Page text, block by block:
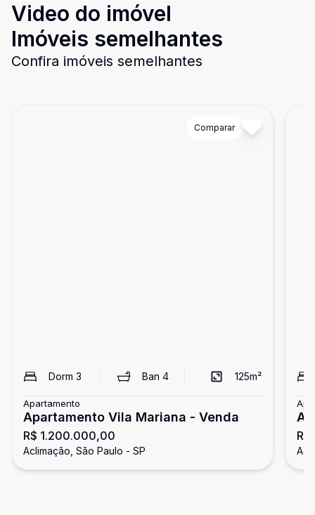
Video do imóvel
Imóveis semelhantes
Confira imóveis semelhantes
Comparar
Dorm 3 Ban 4 125m²
Apartamento
Apartamento Vila Mariana - Venda
R$ 1.200.000,00
Aclimação, São Paulo - SP